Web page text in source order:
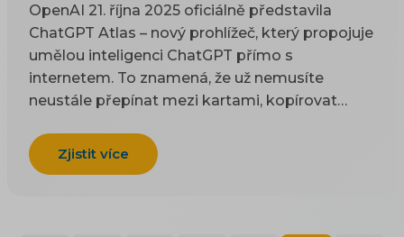
OpenAI 21. října 2025 oficiálně představila
ChatGPT Atlas – nový prohlížeč, který propojuje
umělou inteligenci ChatGPT přímo s
internetem. To znamená, že už nemusíte
neustále přepínat mezi kartami, kopírovat
dokáže poskytnout přímo při prohlížení
stránek.
Zjistit více